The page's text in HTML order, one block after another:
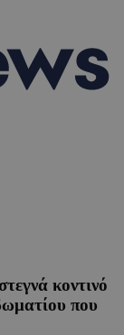
κοντινό
που